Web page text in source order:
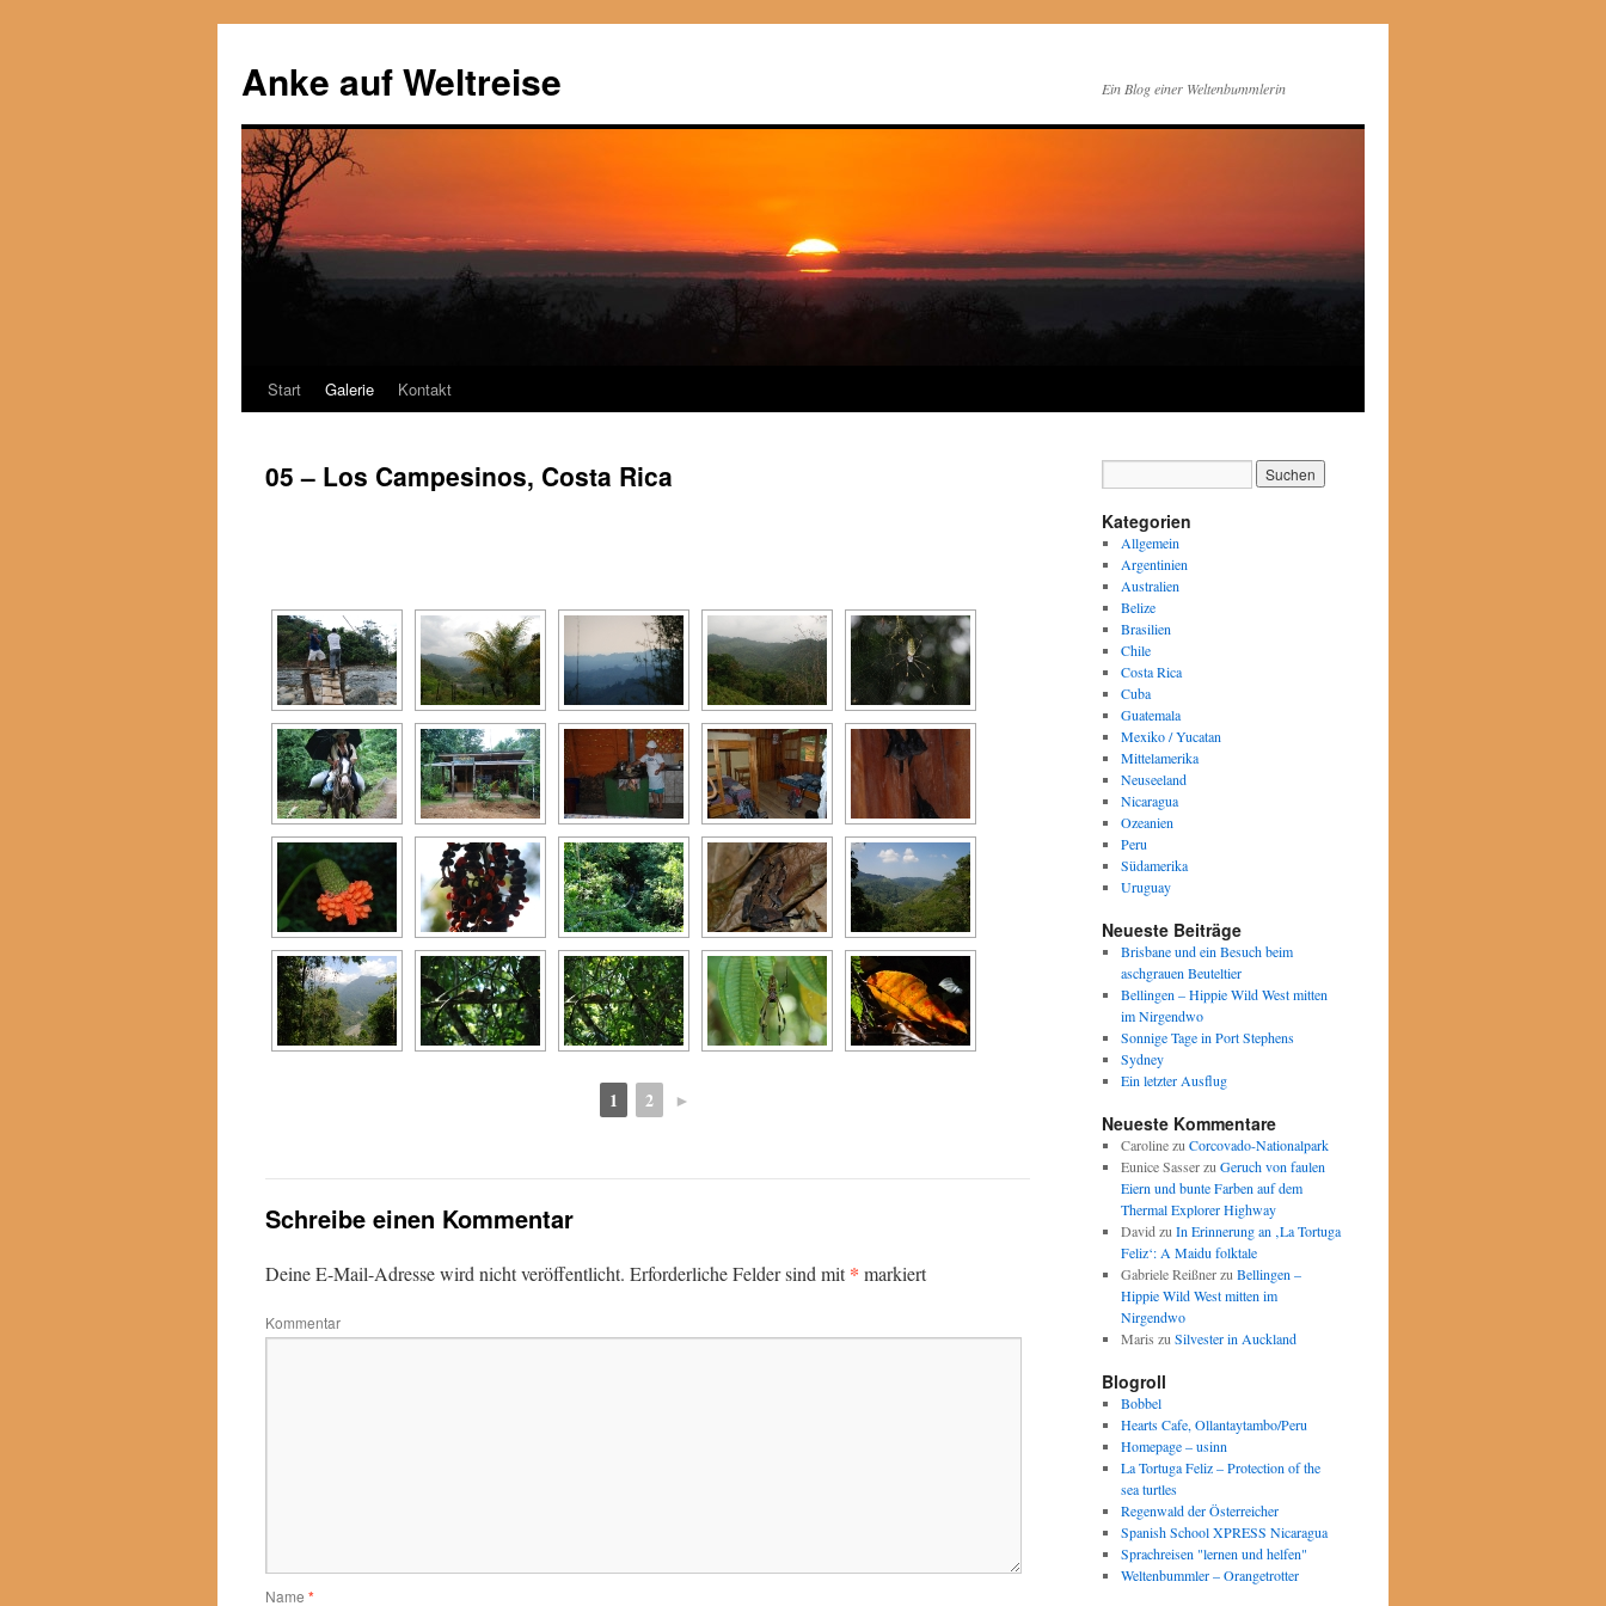
Anke auf Weltreise Ein Blog einer Weltenbummlerin
Zum
springen
Start Galerie Kontakt
05 – Los Campesinos, Costa Rica
1 2 ►
Schreibe einen Kommentar
Deine E-Mail-Adresse wird nicht veröffentlicht. Erforderliche Felder sind mit* markiert
Kommentar
Name *
Kategorien
Allgemein
Argentinien
Australien
Belize
Brasilien
Chile
Costa Rica
Cuba
Guatemala
Mexiko / Yucatan
Mittelamerika
Neuseeland
Nicaragua
Ozeanien
Peru
Südamerika
Uruguay
Neueste Beiträge
Brisbane und ein Besuch beim
aschgrauen Beuteltier
Bellingen – Hippie Wild West mitten
im Nirgendwo
Sonnige Tage in Port Stephens
Sydney
Ein letzter Ausflug
Neueste Kommentare
Carolinezu Corcovado-Nationalpark
Eunice Sasserzu Geruch von faulen
Eiern und bunte Farben auf dem
Thermal Explorer Highway
David zu In Erinnerung an ‚La Tortuga
Feliz‘: A Maidu folktale
Gabriele Reißnerzu Bellingen –
Hippie Wild West mitten im
Nirgendwo
Maris zu Silvester in Auckland
Blogroll
Bobbel
Hearts Cafe, Ollantaytambo/Peru
Homepage – usinn
La Tortuga Feliz – Protection of the
sea turtles
Regenwald der Österreicher
Spanish School XPRESS Nicaragua
Sprachreisen "lernen und helfen"
Weltenbummler – Orangetrotter